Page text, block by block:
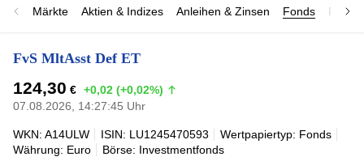
Märkte Aktien & Indizes Anleihen & Zinsen Fonds
FvS MltAsst Def ET
124,30 € +0,02 (+0,02%)
07.08.2026, 14:27:45 Uhr
WKN: A14ULW ISIN: LU1245470593
Wertpapiertyp: Fonds
Währung: Euro
Börse: Investmentfonds